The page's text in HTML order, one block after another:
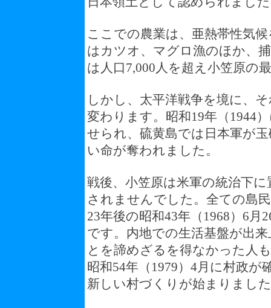
ここでの農業は、亜熱帯性気
はカツオ、マグロ漁のほか、
は人口7,000人を超え小笠原の
しかし、太平洋戦争を境に、
変わります。昭和19年（1944
せられ、硫黄島では日本軍が
い命が奪われました。
戦後、小笠原は米軍の統治下
されませんでした。全ての島
23年後の昭和43年（1968）6
です。内地での生活基盤が出
とを諦めざるを得なかった人
昭和54年（1979）4月に村政
新しい村づくりが始まりまし